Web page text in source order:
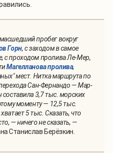
пробег вокруг
Горн, с заходом в самое
с проходом пролива Ле-Мер,
Магелланова пролива,
мест. Нитка маршрута по
Сан-Фернандо — Мар-
составила 3,7 тыс. морских
моменту — 12,5 тыс.
5 тыс. Сказать, что
— ничего не сказать, —
Станислав Берёзкин.